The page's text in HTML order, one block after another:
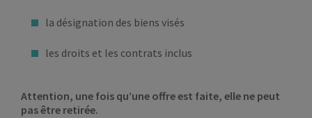
la désignation des biens visés
les droits et les contrats inclus
Attention, une fois qu’une offre est faite, elle ne peut
pas être retirée.